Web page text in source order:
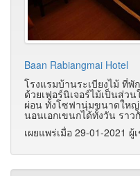
Baan Rabiangmai Hotel
โรงแรมบ้านระเบียงไม้ ที่
ด้วยเฟอร์นิเจอร์ไม้เป็นส่ว
ผ่อน ทั้งโซฟานุ่มขนาดให
นอนเอกเขนกได้ทั้งวัน ราว
เผยแพร่เมื่อ 29-01-2021 ผู้